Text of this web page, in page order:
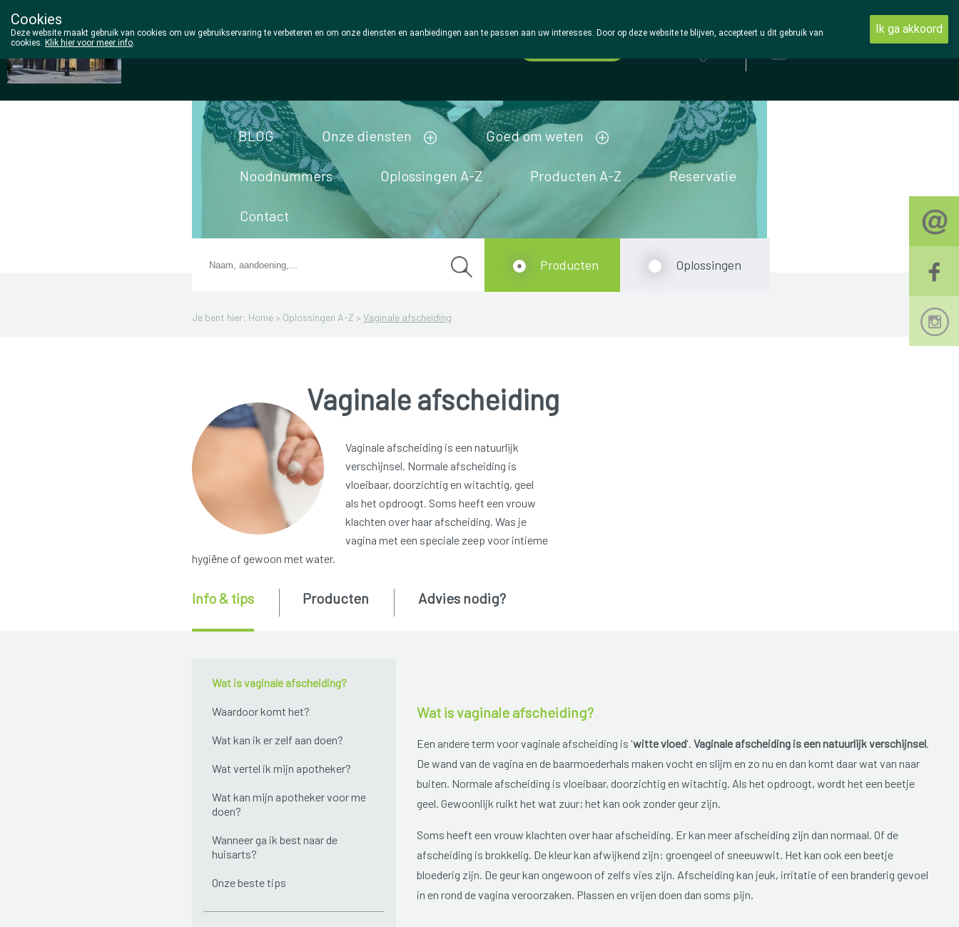
Wezel Pharma
BLOG Onze diensten Goed om weten
Noodnummers Oplossingen A-Z Producten A-Z Reservatie
Contact
Je bent hier: Home > Oplossingen A-Z >Vaginale afscheiding
Producten Oplossingen
Vaginale afscheiding
Vaginale afscheiding is een natuurlijk
verschijnsel. Normale afscheiding is
vloeibaar, doorzichtig en witachtig, geel
als het opdroogt. Soms heeft een vrouw
klachten over haar afscheiding. Was je
vagina met een speciale zeep voor intieme
hygiëne of gewoon met water.
Wat is vaginale afscheiding?
Waardoor komt het?
Wat kan ik er zelf aan doen?
Wat vertel ik mijn apotheker?
Wat kan mijn apotheker voor me
doen?
Wanneer ga ik best naar de
huisarts?
Onze beste tips
Info & tips Producten Advies nodig?
Wat is vaginale afscheiding?
Een andere term voor vaginale afscheiding is 'witte vloed'. Vaginale afscheiding is een natuurlijk verschijnsel.
De wand van de vagina en de baarmoederhals maken vocht en slijm en zo nu en dan komt daar wat van naar
buiten. Normale afscheiding is vloeibaar, doorzichtig en witachtig. Als het opdroogt, wordt het een beetje
geel. Gewoonlijk ruikt het wat zuur; het kan ook zonder geur zijn.
Soms heeft een vrouw klachten over haar afscheiding. Er kan meer afscheiding zijn dan normaal. Of de
afscheiding is brokkelig. De kleur kan afwijkend zijn: groengeel of sneeuwwit. Het kan ook een beetje
bloederig zijn. De geur kan ongewoon of zelfs vies zijn. Afscheiding kan jeuk, irritatie of een branderig gevoel
in en rond de vagina veroorzaken. Plassen en vrijen doen dan soms pijn.
Cookies
Deze website maakt gebruik van cookies om uw gebruikservaring te verbeteren en om onze diensten en aanbiedingen aan te passen aan uw interesses. Door op deze website te blijven, accepteert u dit gebruik van
cookies. Klik hier voor meer info.
Ik ga akkoord